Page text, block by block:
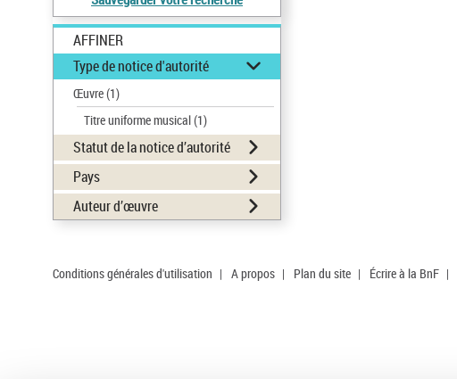
AFFINER
Type de notice d'autorité
Œuvre(1)
Titre uniforme musical(1)
Statut de la notice d’autorité
Pays
Auteur d’œuvre
Conditions générales d'utilisation | A propos | Plan du site | Écrire à la BnF |